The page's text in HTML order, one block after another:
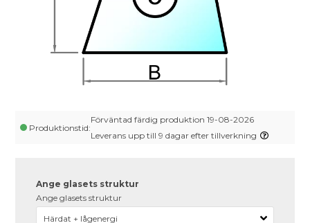
Produktionstid:
Förväntad färdig produktion 19-08-2026
Leverans upp till 9 dagar efter tillverkning
Ange glasets struktur
Ange glasets struktur